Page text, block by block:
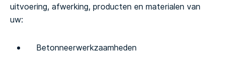
uitvoering, afwerking, producten en materialen van
uw:
Betonneerwerkzaamheden